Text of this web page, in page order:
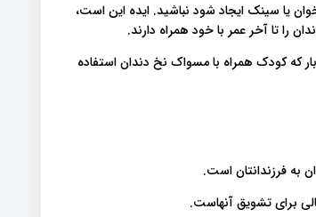
یا سینک ایجاد شود نباشید. ایده این است،
را تا آخر عمر با خود همراه دارند.
که کودک همراه با مسواک نخ دندان استفاده
به فرزندانتان است.
برای تشویق آنهاست.